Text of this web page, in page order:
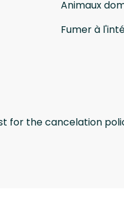
Animaux
Fumer à
for the cancelation